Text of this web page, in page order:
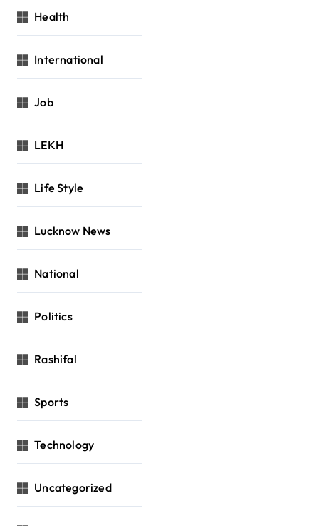
Health
International
Job
LEKH
Life Style
Lucknow News
National
Politics
Rashifal
Sports
Technology
Uncategorized